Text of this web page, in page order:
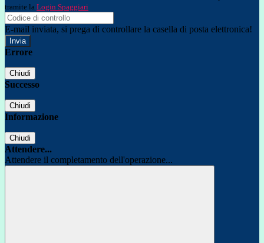
tramite la Login Spaggiari
E-mail inviata, si prega di controllare la casella di posta elettronica!
Errore
Chiudi
Successo
Chiudi
Informazione
Chiudi
Attendere...
Attendere il completamento dell'operazione...